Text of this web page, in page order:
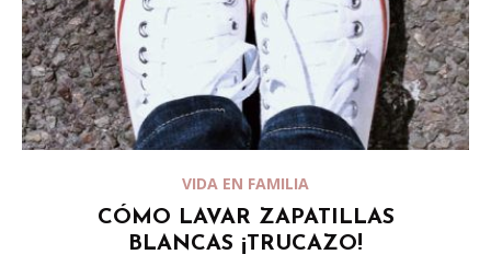
VIDA EN FAMILIA
CÓMO LAVAR ZAPATILLAS
BLANCAS ¡TRUCAZO!